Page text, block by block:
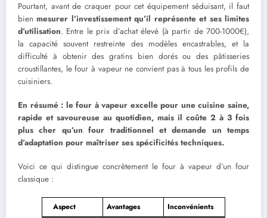
Pourtant, avant de craquer pour cet équipement séduisant, il faut
bienmesurer l’investissement qu’il représente et ses limites
d’utilisation. Entre le prix d’achat élevé (à partir de 700-1000€),
la capacité souvent restreinte des modèles encastrables, et la
difficulté à obtenir des gratins bien dorés ou des pâtisseries
croustillantes, le four à vapeur ne convient pas à tous les profils de
cuisiniers.
En résumé : le four à vapeur excelle pour une cuisine saine,
rapide et savoureuse au quotidien, mais il coûte 2 à 3 fois
plus cher qu’un four traditionnel et demande un temps
d’adaptation pour maîtriser ses spécificités techniques.
Voici ce qui distingue concrètement le four à vapeur d’un four
classique :
Aspect Avantages Inconvénients